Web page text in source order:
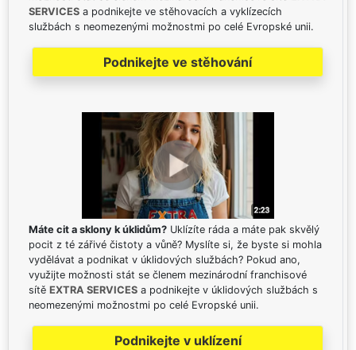
SERVICES a podnikejte ve stěhovacích a vyklízecích
službách s neomezenými možnostmi po celé Evropské unii.
Podnikejte ve stěhování
Máte cit a sklony k úklidům? Uklízíte ráda a máte pak skvělý
pocit z té zářivé čistoty a vůně? Myslíte si, že byste si mohla
vydělávat a podnikat v úklidových službách? Pokud ano,
využijte možnosti stát se členem mezinárodní franchisové
sítě EXTRA SERVICES a podnikejte v úklidových službách s
neomezenými možnostmi po celé Evropské unii.
Podnikejte v uklízení